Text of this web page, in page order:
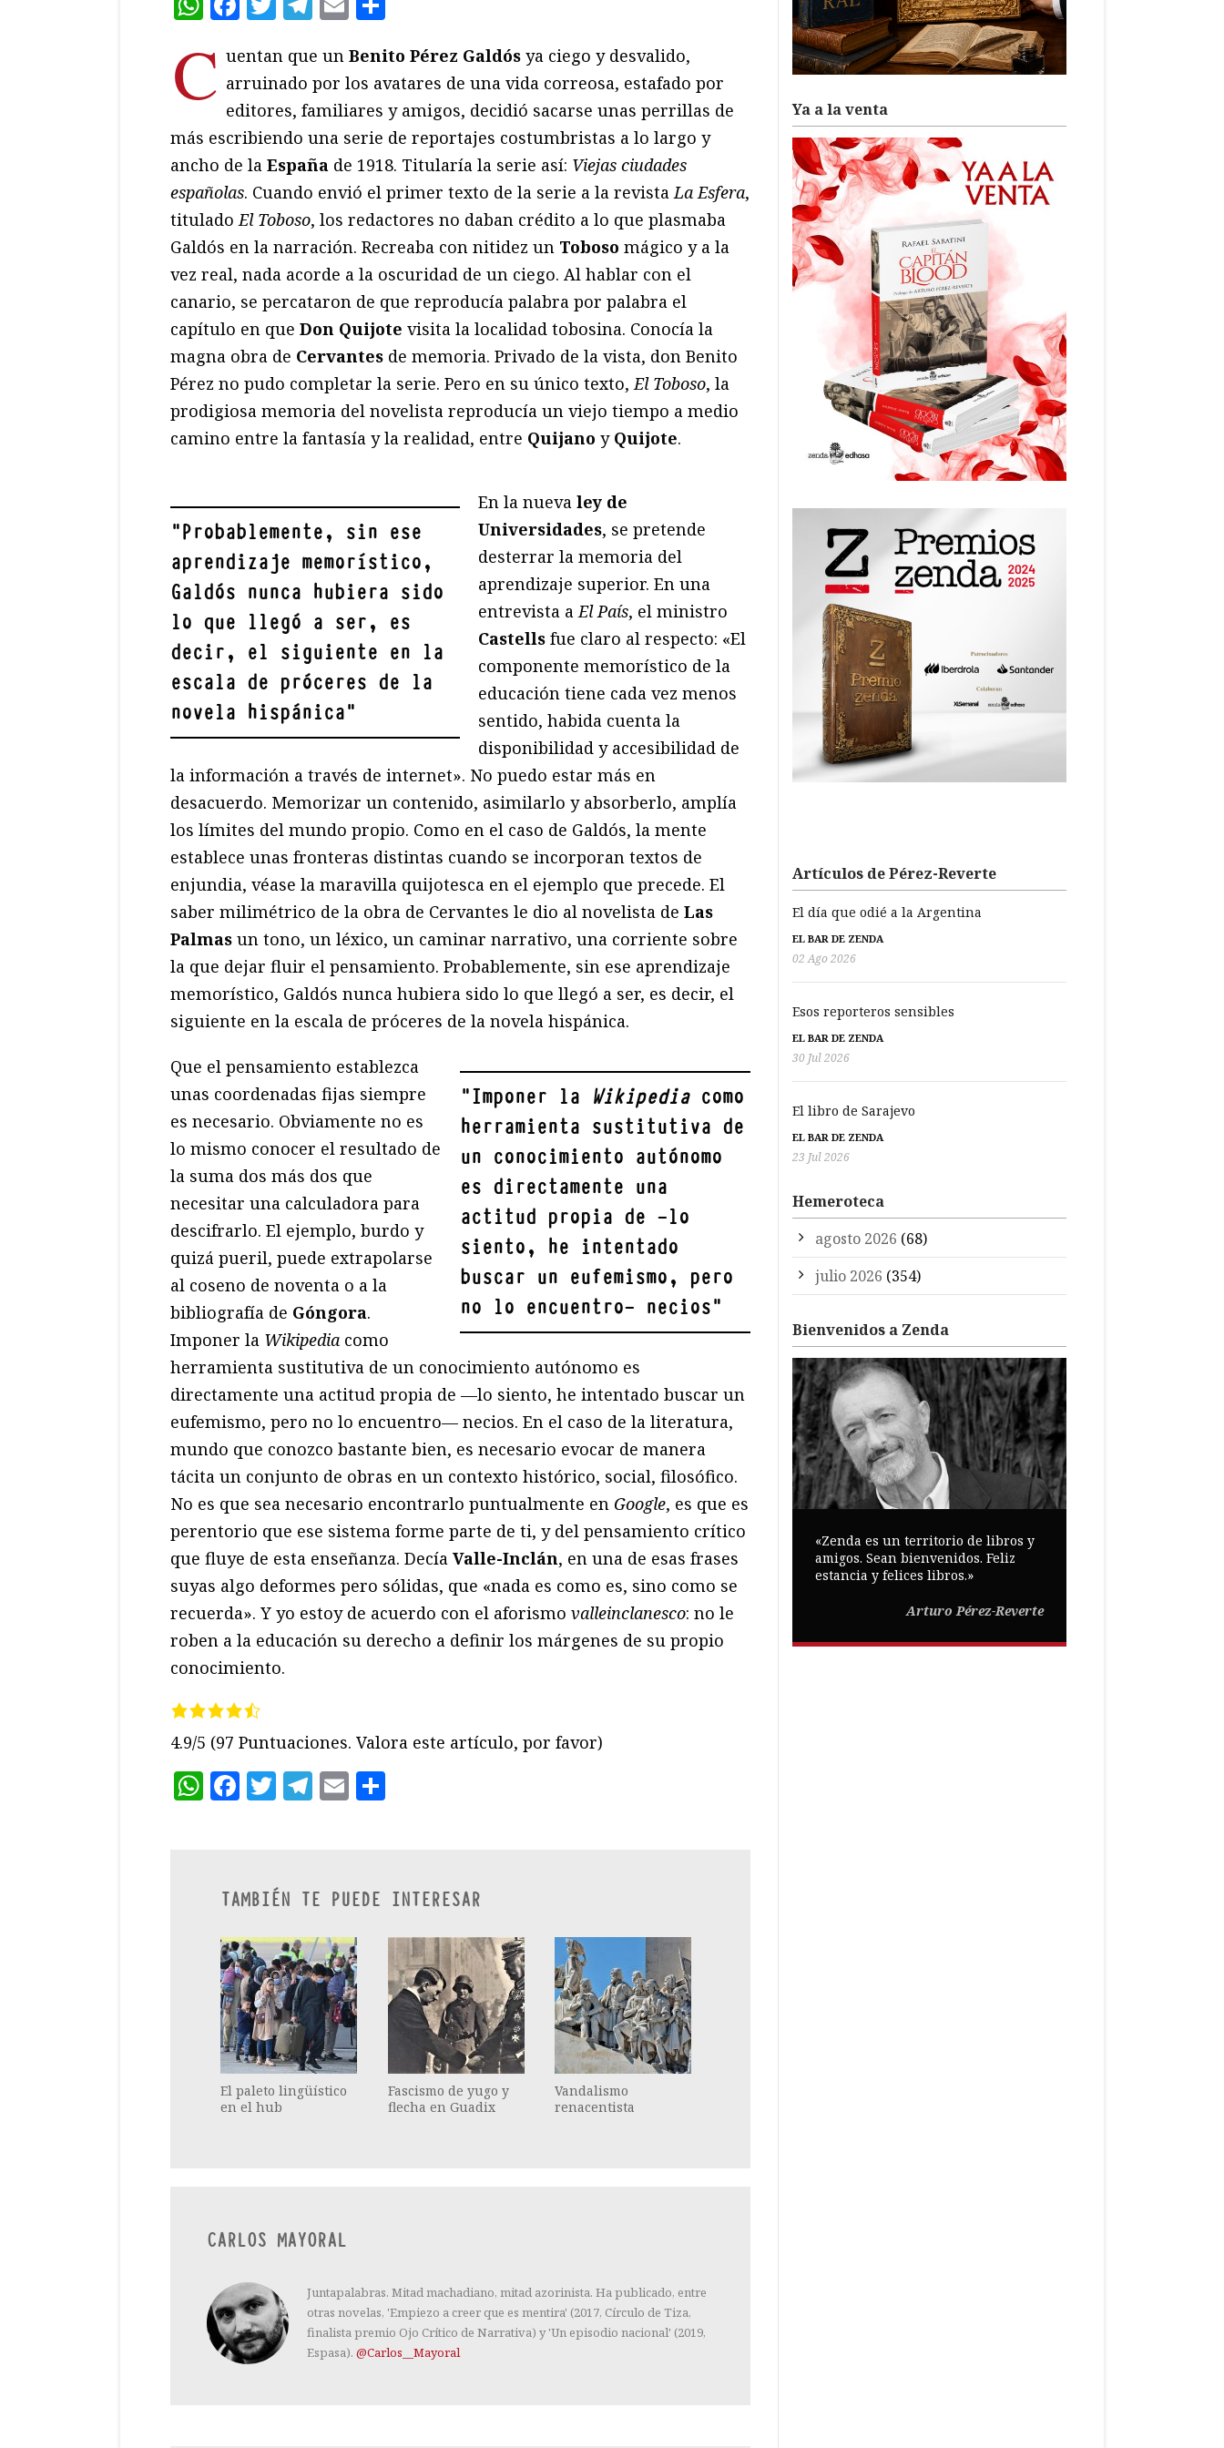
C uentan que un Benito Pérez Galdós ya ciego y desvalido,
arruinado por los avatares de una vida correosa, estafado por
editores, familiares y amigos, decidió sacarse unas perrillas de
más escribiendo una serie de reportajes costumbristas a lo largo y
ancho de la España de 1918. Titularía la serie así: Viejas ciudades
españolas. Cuando envió el primer texto de la serie a la revistaLa Esfera,
tituladoEl Toboso, los redactores no daban crédito a lo que plasmaba
Galdós en la narración. Recreaba con nitidez un Toboso mágico y a la
vez real, nada acorde a la oscuridad de un ciego. Al hablar con el
canario, se percataron de que reproducía palabra por palabra el
capítulo en que Don Quijote visita la localidad tobosina. Conocía la
magna obra de Cervantes de memoria. Privado de la vista, don Benito
Pérez no pudo completar la serie. Pero en su único texto,El Toboso, la
prodigiosa memoria del novelista reproducía un viejo tiempo a medio
camino entre la fantasía y la realidad, entre Quijano y Quijote.
"Probablemente, sin ese
aprendizaje memorístico,
Galdós nunca hubiera sido
lo que llegó a ser, es
decir, el siguiente en la
escala de próceres de la
novela hispánica"
En la nuevaley de
Universidades, se pretende
desterrar la memoria del
aprendizaje superior. En una
entrevista aEl País, el ministro
Castells fue claro al respecto: «El
componente memorístico de la
educación tiene cada vez menos
sentido, habida cuenta la
disponibilidad y accesibilidad de
la información a través de internet». No puedo estar más en
desacuerdo. Memorizar un contenido, asimilarlo y absorberlo, amplía
los límites del mundo propio. Como en el caso de Galdós, la mente
establece unas fronteras distintas cuando se incorporan textos de
enjundia, véase la maravilla quijotesca en el ejemplo que precede. El
saber milimétrico de la obra de Cervantes le dio al novelista de Las
Palmas un tono, un léxico, un caminar narrativo, una corriente sobre
la que dejar fluir el pensamiento. Probablemente, sin ese aprendizaje
memorístico, Galdós nunca hubiera sido lo que llegó a ser, es decir, el
siguiente en la escala de próceres de la novela hispánica.
"Imponer la Wikipediacomo
herramienta sustitutiva de
un conocimiento autónomo
es directamente una
actitud propia de —lo
siento, he intentado
buscar un eufemismo, pero
no lo encuentro— necios"
Que el pensamiento establezca
unas coordenadas fijas siempre
es necesario. Obviamente no es
lo mismo conocer el resultado de
la suma dos más dos que
necesitar una calculadora para
descifrarlo. El ejemplo, burdo y
quizá pueril, puede extrapolarse
al coseno de noventa o a la
bibliografía de Góngora.
Imponer la Wikipedia como
herramienta sustitutiva de un conocimiento autónomo es
directamente una actitud propia de —lo siento, he intentado buscar un
eufemismo, pero no lo encuentro— necios. En el caso de la literatura,
mundo que conozco bastante bien, es necesario evocar de manera
tácita un conjunto de obras en un contexto histórico, social, filosófico.
No es que sea necesario encontrarlo puntualmente en Google, es que es
perentorio que ese sistema forme parte de ti, y del pensamiento crítico
que fluye de esta enseñanza. Decía Valle-Inclán, en una de esas frases
suyas algo deformes pero sólidas, que «nada es como es, sino como se
recuerda». Y yo estoy de acuerdo con el aforismo valleinclanesco: no le
roben a la educación su derecho a definir los márgenes de su propio
conocimiento.
4.9/5 (97 Puntuaciones. Valora este artículo, por favor)
WhatsApp
Facebook
Twitter
Telegram
Email
TAMBIÉN TE PUEDE INTERESAR
El paleto lingüístico
en el hub
Fascismo de yugo y
flecha en Guadix
Vandalismo
renacentista
CARLOS MAYORAL
Juntapalabras. Mitad machadiano, mitad azorinista. Ha publicado, entre
otras novelas, 'Empiezo a creer que es mentira' (2017, Círculo de Tiza,
finalista premio Ojo Crítico de Narrativa) y 'Un episodio nacional' (2019,
Espasa). @Carlos__Mayoral
Ya a la venta
Artículos de Pérez-Reverte
El día que odié a la Argentina
EL BAR DE ZENDA
02 Ago 2026
Esos reporteros sensibles
EL BAR DE ZENDA
30 Jul 2026
El libro de Sarajevo
EL BAR DE ZENDA
23 Jul 2026
Hemeroteca
agosto 2026 (68)
julio 2026 (354)
Bienvenidos a Zenda
«Zenda es un territorio de libros y
amigos. Sean bienvenidos. Feliz
estancia y felices libros.»
Arturo Pérez-Reverte